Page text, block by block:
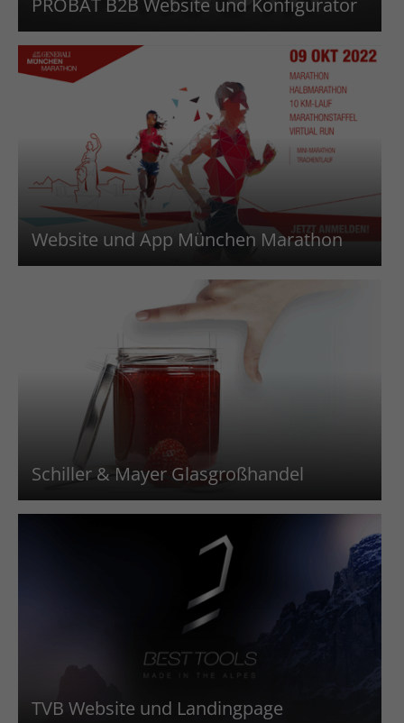
PROBAT B2B Website und Konfigurator
Website und App München Marathon
Schiller & Mayer Glasgroßhandel
TVB Website und Landingpage